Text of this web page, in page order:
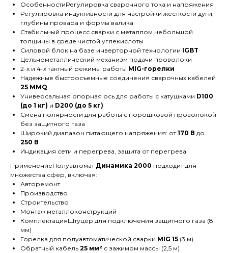
ОсобенностиРегулировка сварочного тока и напряжения
Регулировка индуктивности для настройки жесткости дуги,
глубины провара и формы валика
Стабильный процесс сварки с металлом небольшой
толщины в среде чистой углекислоты
Силовой блок на базе инверторной технологии IGBT
Цельнометаллический механизм подачи проволоки
2-х и 4-х тактный режимы работы MIG-горелки
Надежные быстросъемные соединения сварочных кабелей
25 MMQ
Универсальная опорная ось для работы с катушками D100
(до 1 кг) и D200 (до 5 кг)
Смена полярности для работы с порошковой проволокой
без защитного газа
Широкий диапазон питающего напряжения: от170 В до
250 В
Индикация сети и перегрева, защита от перегрева
ПрименениеПолуавтомат Динамика 2000 подходит для
множества сфер, включая:
Авторемонт
Производство
Строительство
Монтаж металлоконструкций
КомплектацияШтуцер для подключения защитного газа (8
мм)
Горелка для полуавтоматической сварки MIG 15 (3 м)
Обратный кабель 25 мм² с зажимом массы (2,5 м)